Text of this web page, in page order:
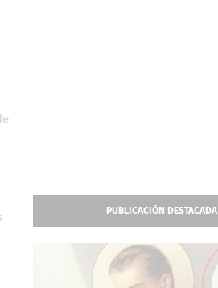
PUBLICACIÓN DESTACADA